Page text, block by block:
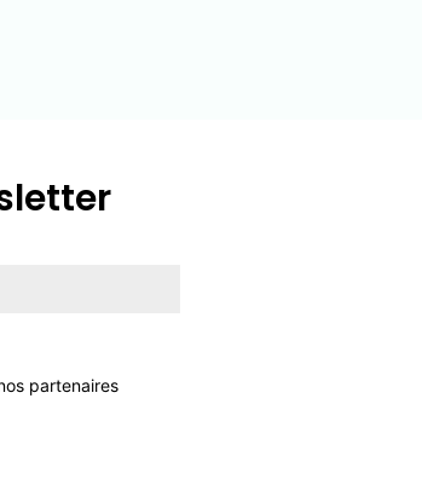
partenaires